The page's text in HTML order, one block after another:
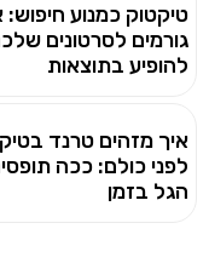
טיקטוק כמנוע חיפוש:
גורמים לסרטונים
להופיע בתוצאות
איך מזהים טרנד
לפני כולם: ככה
הגל בזמן